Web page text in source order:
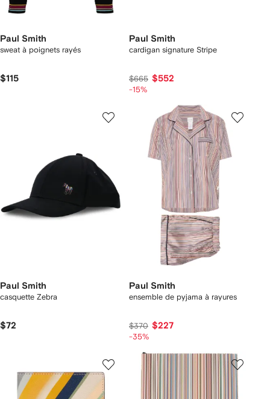
Paul Smith
sweat à poignets rayés
$115
Paul Smith
cardigan signature Stripe
$665 $552
-15%
Paul Smith
casquette Zebra
$72
Paul Smith
ensemble de pyjama à rayures
$370 $227
-35%